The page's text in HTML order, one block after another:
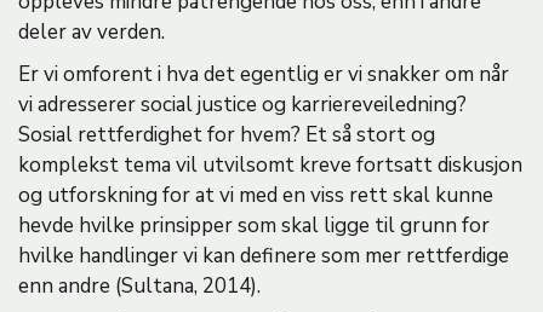
deler av verden.
Er vi omforent i hva det egentlig er vi snakker om når
vi adresserer social justice og karriereveiledning?
Sosial rettferdighet for hvem? Et så stort og
komplekst tema vil utvilsomt kreve fortsatt diskusjon
og utforskning for at vi med en viss rett skal kunne
hevde hvilke prinsipper som skal ligge til grunn for
hvilke handlinger vi kan definere som mer rettferdige
enn andre (Sultana, 2014).